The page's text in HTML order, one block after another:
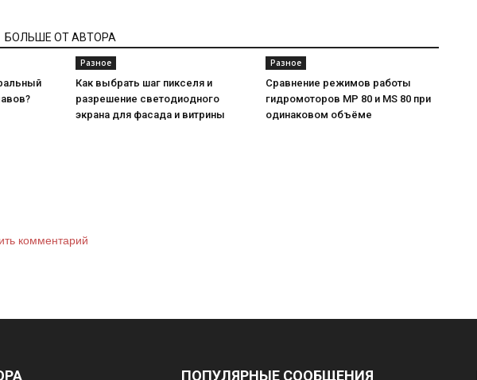
БОЛЬШЕ ОТ АВТОРА
Разное
Как выбрать шаг пикселя и
разрешение светодиодного
экрана для фасада и витрины
Разное
Сравнение режимов работы
гидромоторов MP 80 и MS 80 при
одинаковом объёме
комментарий
ПОПУЛЯРНЫЕ СООБЩЕНИЯ